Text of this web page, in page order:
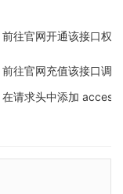
前往官网开通该接口权限
前往官网充值该接口调
在请求头中添加